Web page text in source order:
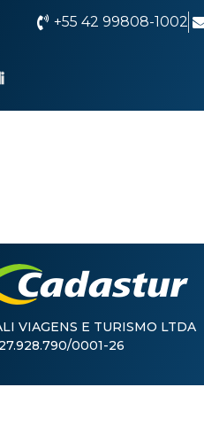
+55 42 99808-1002
VIAGENS E TURISMO LTDA
27.928.790/0001-26